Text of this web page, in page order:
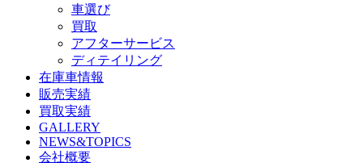
車選び
買取
アフターサービス
ディテイリング
在庫車情報
販売実績
買取実績
GALLERY
NEWS&TOPICS
会社概要